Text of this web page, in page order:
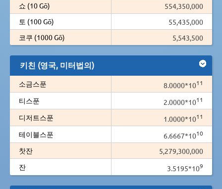
쇼 (10 Gō)
554,350,000
토 (100 Gō)
55,435,000
코쿠 (1000 Gō)
5,543,500
키친 (영국, 미터법의)
소금스푼 8.0000*1011
티스푼 2.0000*1011
디저트스푼 1.0000*1011
테이블스푼 6.6667*1010
찻잔
5,279,300,000
잔
3.5195*109